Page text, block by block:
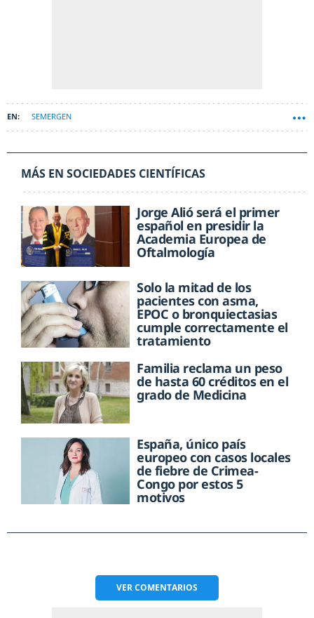
SEMERGEN
MÁS EN SOCIEDADES CIENTÍFICAS
Jorge Alió será el primer
español en presidir la
Academia Europea de
Oftalmología
Solo la mitad de los
pacientes con asma,
EPOC o bronquiectasias
cumple correctamente el
tratamiento
Familia reclama un peso
de hasta 60 créditos en el
grado de Medicina
España, único país
europeo con casos locales
de fiebre de Crimea-
Congo por estos 5
motivos
VERCOMENTARIOS